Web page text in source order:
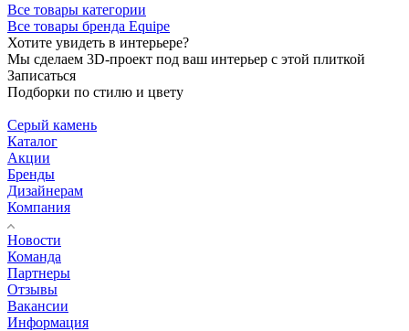
Все товары категории
Все товары бренда Equipe
Хотите увидеть в интерьере?
Мы сделаем 3D-проект под ваш интерьер с этой плиткой
Записаться
Подборки по стилю и цвету
Серый камень
Каталог
Акции
Бренды
Дизайнерам
Компания
Новости
Команда
Партнеры
Отзывы
Вакансии
Информация